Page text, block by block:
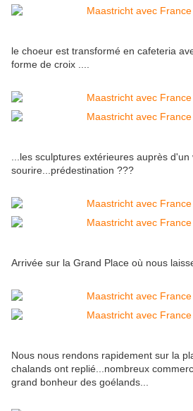
le choeur est transformé en cafeteria
forme de croix ....
...les sculptures extérieures auprès
sourire...prédestination ???
Arrivée sur la Grand Place où nous
Nous nous rendons rapidement sur la
chalands ont replié...nombreux
grand bonheur des goélands...